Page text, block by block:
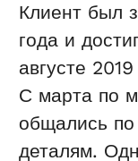
Клиент был
года и
августе
С марта по
общались
деталям.